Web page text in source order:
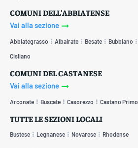
COMUNI DELL'ABBIATENSE
Vai alla sezione
Abbiategrasso Albairate Besate Bubbiano
Cisliano
COMUNI DEL CASTANESE
Vai alla sezione
Arconate Buscate Casorezzo Castano Primo
TUTTE LE SEZIONI LOCALI
Bustese Legnanese Novarese Rhodense